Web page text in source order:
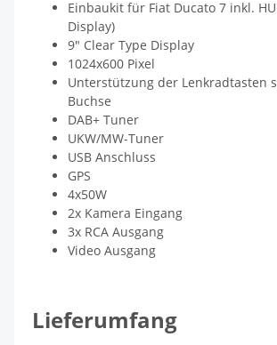
Einbaukit für Fiat Ducato 7 inkl.
Display)
9" Clear Type Display
1024x600 Pixel
Unterstützung der Lenkradtasten
Buchse
DAB+ Tuner
UKW/MW-Tuner
USB Anschluss
GPS
4x50W
2x Kamera Eingang
3x RCA Ausgang
Video Ausgang
Lieferumfang